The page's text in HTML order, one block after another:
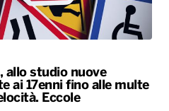
allo studio nuove
ai 17enni fino alle multe
Eccole